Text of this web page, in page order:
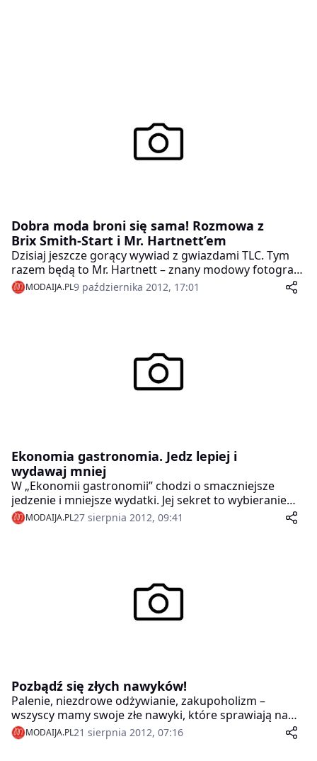
Dobra moda broni się sama! Rozmowa z
Brix Smith-Start i Mr. Hartnett’em
Dzisiaj jeszcze gorący wywiad z gwiazdami TLC. Tym
razem będą to Mr. Hartnett – znany modowy fotograf i
Brix Smith-Start – telewizyjna stylistka, właścicielka
butiku w Londynie.
MODAIJA.PL9 października 2012, 17:01
Ekonomia gastronomia. Jedz lepiej i
wydawaj mniej
W „Ekonomii gastronomii” chodzi o smaczniejsze
jedzenie i mniejsze wydatki. Jej sekret to wybieranie
możliwie najlepszych składników i ich optymalne
wykorzystanie. Dzięki wielu smakowitym przepisom
MODAIJA.PL27 sierpnia 2012, 09:41
Pozbądź się złych nawyków!
Palenie, niezdrowe odżywianie, zakupoholizm –
wszyscy mamy swoje złe nawyki, które sprawiają nam
mnóstwo przyjemności. Prędzej czy później przychodzi
jednak dzień, kiedy postanawiamy się ich pozbyć. Jak
MODAIJA.PL21 sierpnia 2012, 07:16